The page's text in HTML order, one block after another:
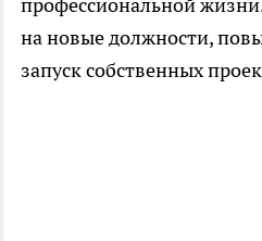
на новые должности,
запуск собственных